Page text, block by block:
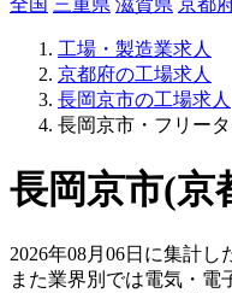
工場・製造業求人
京都府の工場求人
長岡京市の工場求人
長岡京市・フリー
長岡京市(京
2026年08月06日に集計
また業界別では電気・電